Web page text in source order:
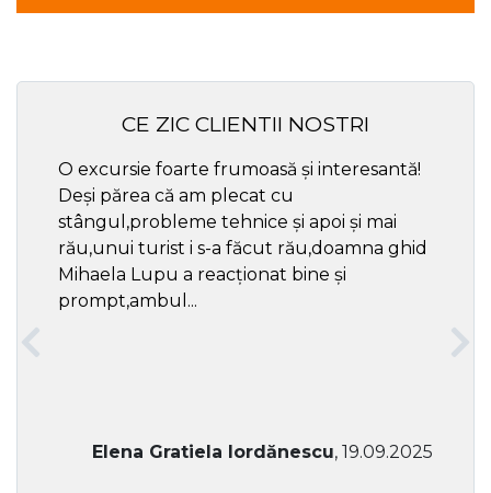
CE ZIC CLIENTII NOSTRI
O excursie foarte frumoasă și interesantă!
Deși părea că am plecat cu
stângul,probleme tehnice și apoi și mai
rău,unui turist i s-a făcut rău,doamna ghid
Mihaela Lupu a reacționat bine și
prompt,ambul...
Elena Gratiela Iordănescu, 19.09.2025